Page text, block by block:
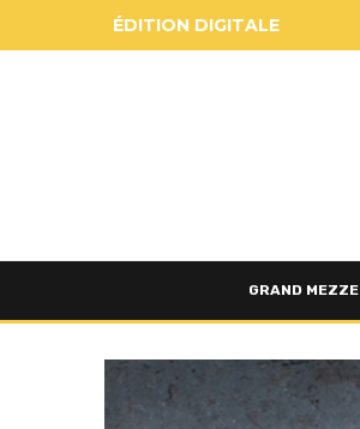
ÉDITION DIGITALE
GRAND MEZZE